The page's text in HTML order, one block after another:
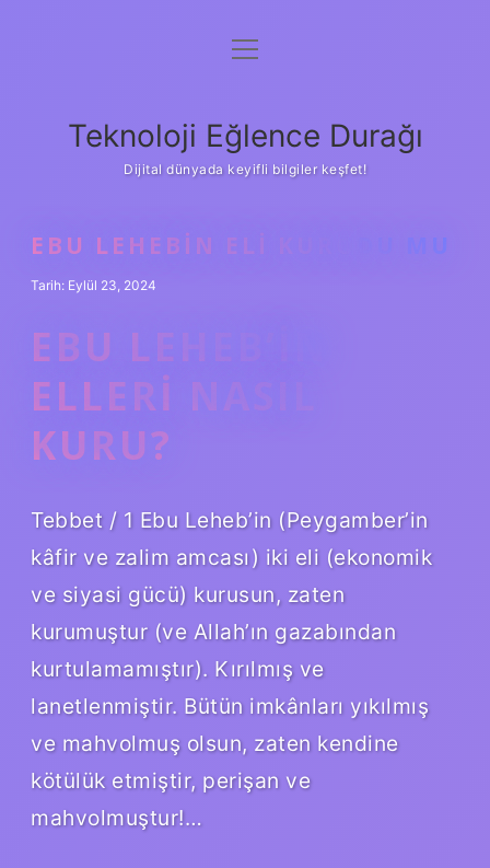
Anasayfa
Yasal Uyarı
menüyü
Teknoloji Eğlence Durağı
Dijital dünyada keyifli bilgiler keşfet!
EBU LEHEBIN ELI KURUDU MU
Tarih: Eylül 23, 2024
EBU LEHEB’IN
ELLERI NASIL
KURU?
Tebbet / 1 Ebu Leheb’in (Peygamber’in
kâfir ve zalim amcası) iki eli (ekonomik
ve siyasi gücü) kurusun, zaten
kurumuştur (ve Allah’ın gazabından
kurtulamamıştır). Kırılmış ve
lanetlenmiştir. Bütün imkânları yıkılmış
ve mahvolmuş olsun, zaten kendine
kötülük etmiştir, perişan ve
mahvolmuştur!…